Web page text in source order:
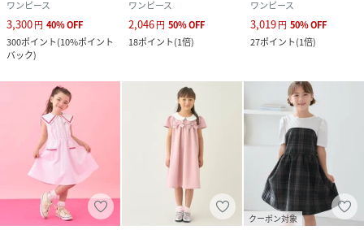
ワンピース
3,300円 40%OFF
300ポイント(10%ポイント
バック)
ワンピース
2,046円 50%OFF
18ポイント(1倍)
ワンピース
3,019円 50%OFF
27ポイント(1倍)
クーポン対象